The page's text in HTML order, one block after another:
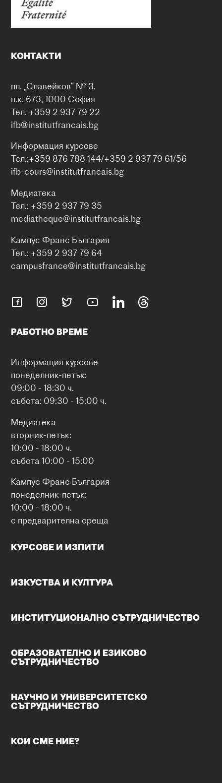
КОНТАКТИ
пл. „Славейков“ № 3,
п.к. 673, 1000 София
Тел. +359 2 937 79 22
ifb@institutfrancais.bg
Информация курсове
Тел.:+359 876 788 144/+359 2 937 79 61/56
ifb-cours@institutfrancais.bg
Медиатека
Тел.: +359 2 937 79 35
mediatheque@institutfrancais.bg
Кампус Франс България
Тел.: +359 2 937 79 64
campusfrance@institutfrancais.bg
РАБОТНО ВРЕМЕ
Информация курсове
понеделник-петък:
09:00 - 18:30 ч.
събота: 09:30 - 15:00 ч.
Медиатека
вторник-петък:
10:00 - 18:00 ч.
събота 10:00 - 15:00
Кампус Франс България
понеделник-петък:
10:00 - 18:00 ч.
с предварителна среща
КУРСОВЕ И ИЗПИТИ
ИЗКУСТВА И КУЛТУРА
ИНСТИТУЦИОНАЛНО СЪТРУДНИЧЕСТВО
ОБРАЗОВАТЕЛНО И ЕЗИКОВО
СЪТРУДНИЧЕСТВО
НАУЧНО И УНИВЕРСИТЕТСКО
СЪТРУДНИЧЕСТВО
КОИ СМЕ НИЕ?